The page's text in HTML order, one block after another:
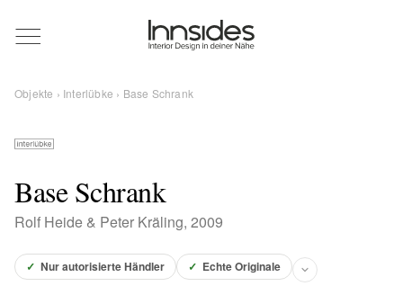
Magazin
Showrooms
Objekte › Interlübke › Base Schrank
Base Schrank
Rolf Heide & Peter Kräling, 2009
✓ Nur autorisierte Händler ✓ Echte Originale